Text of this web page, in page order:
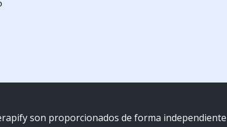
son proporcionados de forma